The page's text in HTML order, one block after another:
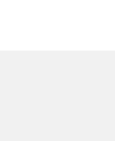
構成
をインストールする
カメラの接続